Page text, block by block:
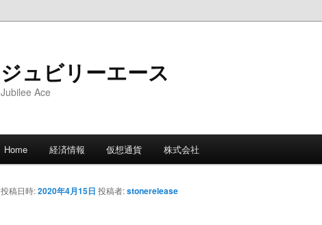
ジュビリーエース
Jubilee Ace
Home 経済情報 仮想通貨 株式会社
投稿日時:2020年4月15日 投稿者:stonerelease